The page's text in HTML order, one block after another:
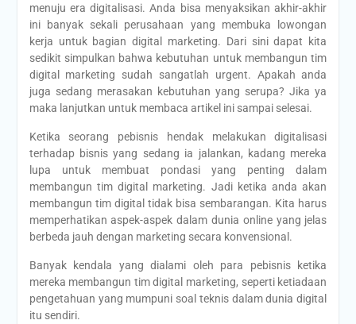
menuju era digitalisasi. Anda bisa menyaksikan akhir-akhir
ini banyak sekali perusahaan yang membuka lowongan
kerja untuk bagian digital marketing. Dari sini dapat kita
sedikit simpulkan bahwa kebutuhan untuk membangun tim
digital marketing sudah sangatlah urgent. Apakah anda
juga sedang merasakan kebutuhan yang serupa? Jika ya
maka lanjutkan untuk membaca artikel ini sampai selesai.
Ketika seorang pebisnis hendak melakukan digitalisasi
terhadap bisnis yang sedang ia jalankan, kadang mereka
lupa untuk membuat pondasi yang penting dalam
membangun tim digital marketing. Jadi ketika anda akan
membangun tim digital tidak bisa sembarangan. Kita harus
memperhatikan aspek-aspek dalam dunia online yang jelas
berbeda jauh dengan marketing secara konvensional.
Banyak kendala yang dialami oleh para pebisnis ketika
mereka membangun tim digital marketing, seperti ketiadaan
pengetahuan yang mumpuni soal teknis dalam dunia digital
itu sendiri.